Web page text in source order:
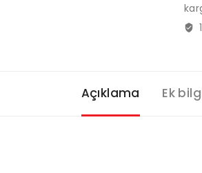
Açıklama Ek